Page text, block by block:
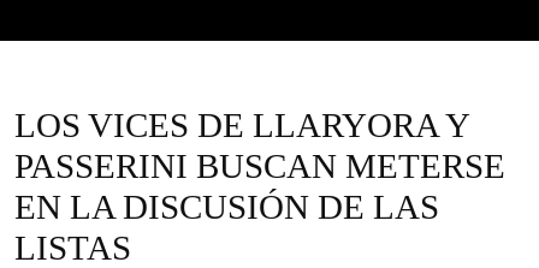
LOS VICES DE LLARYORA Y
PASSERINI BUSCAN METERSE
EN LA DISCUSIÓN DE LAS
LISTAS